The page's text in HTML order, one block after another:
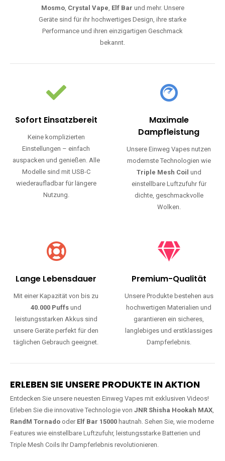
Mosmo, Crystal Vape, Elf Bar und mehr. Unsere
Geräte sind für ihr hochwertiges Design, ihre starke
Performance und ihren einzigartigen Geschmack
bekannt.
Sofort Einsatzbereit
Keine komplizierten
Einstellungen – einfach
auspacken und genießen. Alle
Modelle sind mit USB-C
wiederaufladbar für längere
Nutzung.
Maximale
Dampfleistung
Unsere Einweg Vapes nutzen
modernste Technologien wie
Triple Mesh Coil und
einstellbare Luftzufuhr für
dichte, geschmackvolle
Wolken.
Lange Lebensdauer
Mit einer Kapazität von bis zu
40.000 Puffs und
leistungsstarken Akkus sind
unsere Geräte perfekt für den
täglichen Gebrauch geeignet.
Premium-Qualität
Unsere Produkte bestehen aus
hochwertigen Materialien und
garantieren ein sicheres,
langlebiges und erstklassiges
Dampferlebnis.
ERLEBEN SIE UNSERE PRODUKTE IN AKTION
Entdecken Sie unsere neuesten Einweg Vapes mit exklusiven Videos!
Erleben Sie die innovative Technologie von JNR Shisha Hookah MAX,
RandM Tornado oder Elf Bar 15000 hautnah. Sehen Sie, wie moderne
Features wie einstellbare Luftzufuhr, leistungsstarke Batterien und
Triple Mesh Coils Ihr Dampferlebnis revolutionieren.